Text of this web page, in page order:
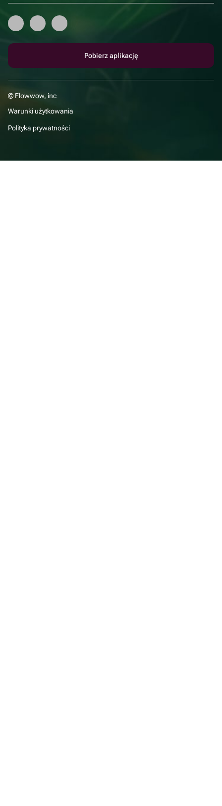
Pobierz aplikację
© Flowwow, inc
Warunki użytkowania
Polityka prywatności